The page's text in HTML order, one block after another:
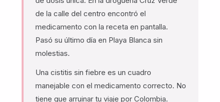
de la calle del centro encontró el
medicamento con la receta en pantalla.
Pasó su último día en Playa Blanca sin
molestias.
Una cistitis sin fiebre es un cuadro
manejable con el medicamento correcto. No
tiene que arruinar tu viaje por Colombia.